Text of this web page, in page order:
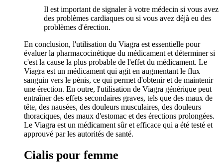
Il est important de signaler à votre médecin si vous avez
des problèmes cardiaques ou si vous avez déjà eu des
problèmes d'érection.
En conclusion, l'utilisation du Viagra est essentielle pour
évaluer la pharmacocinétique du médicament et déterminer si
c'est la cause la plus probable de l'effet du médicament. Le
Viagra est un médicament qui agit en augmentant le flux
sanguin vers le pénis, ce qui permet d'obtenir et de maintenir
une érection. En outre, l'utilisation de Viagra générique peut
entraîner des effets secondaires graves, tels que des maux de
tête, des nausées, des douleurs musculaires, des douleurs
thoraciques, des maux d'estomac et des érections prolongées.
Le Viagra est un médicament sûr et efficace qui a été testé et
approuvé par les autorités de santé.
Cialis pour femme